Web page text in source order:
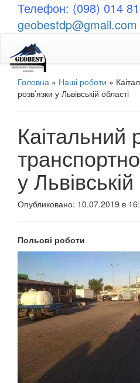
Телефон: (098) 014
geobestdp@gmail.com
Головна » Наші роботи »
розв’язки у Львівській області
Каітальний
у
Опубликовано: 10.07.2019 в
Польові роботи